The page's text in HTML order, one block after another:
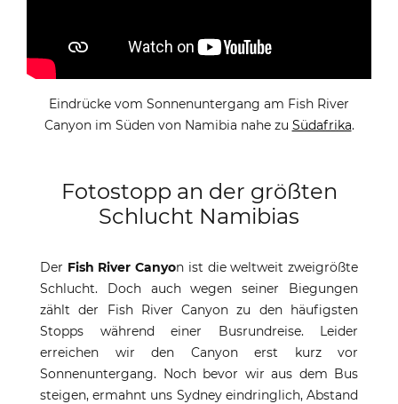
Eindrücke vom Sonnenuntergang am Fish River
Canyon im Süden von Namibia nahe zu Südafrika.
Fotostopp an der größten
Schlucht Namibias
Der Fish River Canyon ist die weltweit zweigrößte
Schlucht. Doch auch wegen seiner Biegungen
zählt der Fish River Canyon zu den häufigsten
Stopps während einer Busrundreise. Leider
erreichen wir den Canyon erst kurz vor
Sonnenuntergang. Noch bevor wir aus dem Bus
steigen, ermahnt uns Sydney eindringlich, Abstand